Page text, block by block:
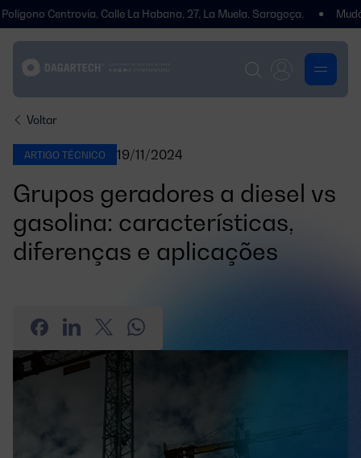
Calle La Habana, 27, La Muela, Saragoça. Mudámos de
Voltar
ARTIGO TÉCNICO 19/11/2024
Grupos geradores a diesel vs
gasolina: características,
diferenças e aplicações